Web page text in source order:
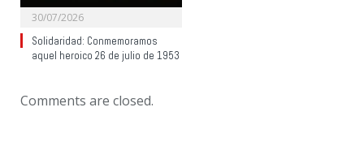
30/07/2026
Solidaridad: Conmemoramos
aquel heroico 26 de julio de 1953
Comments are closed.